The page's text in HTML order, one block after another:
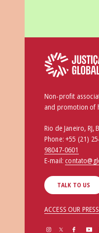
Non-profit
and promotion of
Rio de Janeiro, RJ,
Phone:+55 (21)
98047-0601
E-mail:
TALK TO US
ACCESS OUR